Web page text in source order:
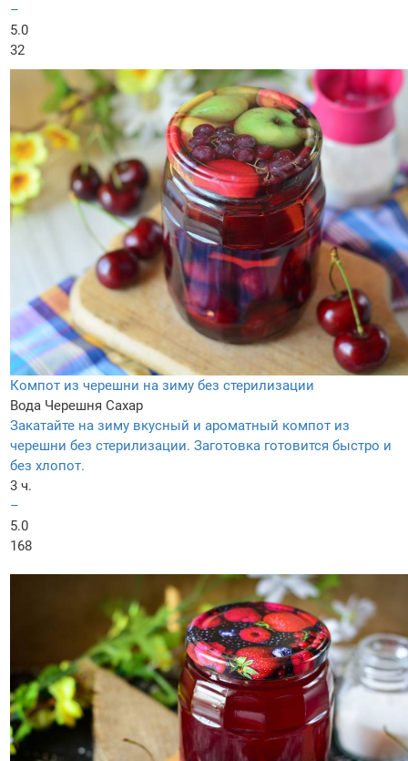
–
5.0
32
Компот из черешни на зиму без стерилизации
Вода Черешня Сахар
Закатайте на зиму вкусный и ароматный компот из
черешни без стерилизации. Заготовка готовится быстро и
без хлопот.
3 ч.
–
5.0
168